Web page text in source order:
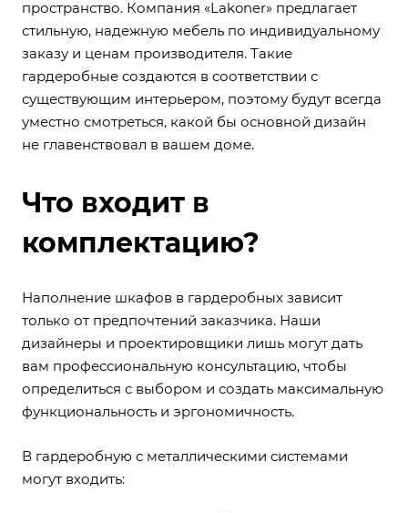
пространство. Компания «Lakoner» предлагает
стильную, надежную мебель по индивидуальному
заказу и ценам производителя. Такие
гардеробные создаются в соответствии с
существующим интерьером, поэтому будут всегда
уместно смотреться, какой бы основной дизайн
не главенствовал в вашем доме.
Что входит в
комплектацию?
Наполнение шкафов в гардеробных зависит
только от предпочтений заказчика. Наши
дизайнеры и проектировщики лишь могут дать
вам профессиональную консультацию, чтобы
определиться с выбором и создать максимальную
функциональность и эргономичность.
В гардеробную с металлическими системами
могут входить: